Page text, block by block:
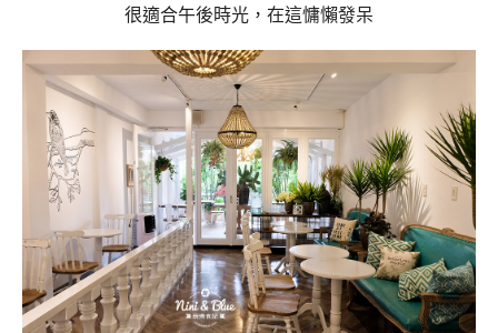
很適合午後時光，在這慵懶發呆